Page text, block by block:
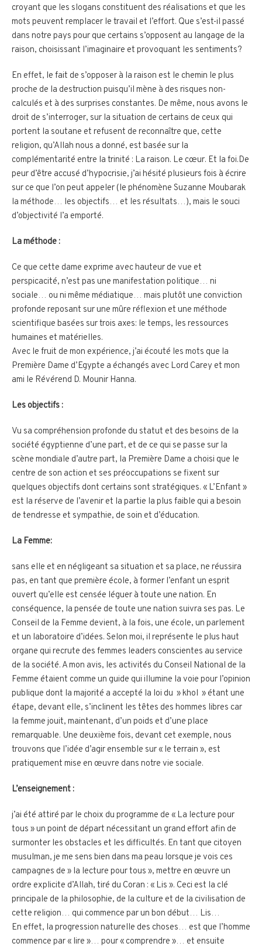
croyant que les slogans constituent des réalisations et que les
mots peuvent remplacer le travail et l’effort. Que s’est-il passé
dans notre pays pour que certains s’opposent au langage de la
raison, choisissant l’imaginaire et provoquant les sentiments?
En effet, le fait de s’opposer à la raison est le chemin le plus
proche de la destruction puisqu’il mène à des risques non-
calculés et à des surprises constantes. De même, nous avons le
droit de s’interroger, sur la situation de certains de ceux qui
portent la soutane et refusent de reconnaître que, cette
religion, qu’Allah nous a donné, est basée sur la
complémentarité entre la trinité : La raison. Le cœur. Et la foi.De
peur d’être accusé d’hypocrisie, j’ai hésité plusieurs fois à écrire
sur ce que l’on peut appeler (le phénomène Suzanne Moubarak
la méthode… les objectifs… et les résultats…), mais le souci
d’objectivité l’a emporté.
La méthode :
Ce que cette dame exprime avec hauteur de vue et
perspicacité, n’est pas une manifestation politique… ni
sociale… ou ni même médiatique… mais plutôt une conviction
profonde reposant sur une mûre réflexion et une méthode
scientifique basées sur trois axes: le temps, les ressources
humaines et matérielles.
Avec le fruit de mon expérience, j’ai écouté les mots que la
Première Dame d’Egypte a échangés avec Lord Carey et mon
ami le Révérend D. Mounir Hanna.
Les objectifs :
Vu sa compréhension profonde du statut et des besoins de la
société égyptienne d’une part, et de ce qui se passe sur la
scène mondiale d’autre part, la Première Dame a choisi que le
centre de son action et ses préoccupations se fixent sur
quelques objectifs dont certains sont stratégiques. « L’Enfant »
est la réserve de l’avenir et la partie la plus faible qui a besoin
de tendresse et sympathie, de soin et d’éducation.
La Femme:
sans elle et en négligeant sa situation et sa place, ne réussira
pas, en tant que première école, à former l’enfant un esprit
ouvert qu’elle est censée léguer à toute une nation. En
conséquence, la pensée de toute une nation suivra ses pas. Le
Conseil de la Femme devient, à la fois, une école, un parlement
et un laboratoire d’idées. Selon moi, il représente le plus haut
organe qui recrute des femmes leaders conscientes au service
de la société. A mon avis, les activités du Conseil National de la
Femme étaient comme un guide qui illumine la voie pour l’opinion
publique dont la majorité a accepté la loi du » khol » étant une
étape, devant elle, s’inclinent les têtes des hommes libres car
la femme jouit, maintenant, d’un poids et d’une place
remarquable. Une deuxième fois, devant cet exemple, nous
trouvons que l’idée d’agir ensemble sur « le terrain », est
pratiquement mise en œuvre dans notre vie sociale.
L’enseignement :
j’ai été attiré par le choix du programme de « La lecture pour
tous » un point de départ nécessitant un grand effort afin de
surmonter les obstacles et les difficultés. En tant que citoyen
musulman, je me sens bien dans ma peau lorsque je vois ces
campagnes de » la lecture pour tous », mettre en œuvre un
ordre explicite d’Allah, tiré du Coran : « Lis ». Ceci est la clé
principale de la philosophie, de la culture et de la civilisation de
cette religion… qui commence par un bon début… Lis…
En effet, la progression naturelle des choses… est que l’homme
commence par « lire »… pour « comprendre »… et ensuite